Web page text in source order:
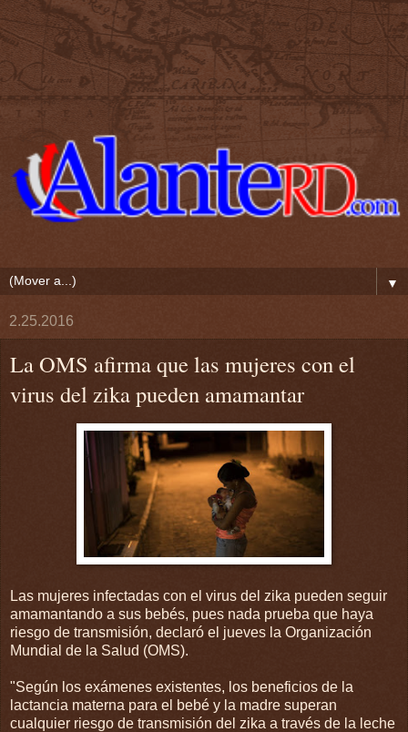
▼
2.25.2016
La OMS afirma que las mujeres con el
virus del zika pueden amamantar
Las mujeres infectadas con el virus del zika pueden seguir
amamantando a sus bebés, pues nada prueba que haya
riesgo de transmisión, declaró el jueves la Organización
Mundial de la Salud (OMS).
"Según los exámenes existentes, los beneficios de la
lactancia materna para el bebé y la madre superan
cualquier riesgo de transmisión del zika a través de la leche